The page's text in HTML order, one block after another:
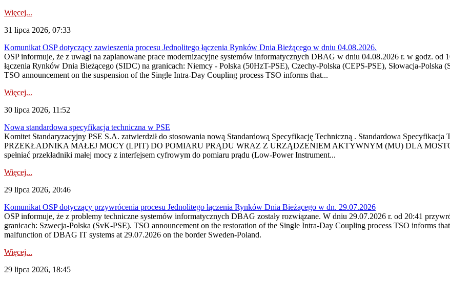
Więcej...
31 lipca 2026, 07:33
Komunikat OSP dotyczący zawieszenia procesu Jednolitego łączenia Rynków Dnia Bieżącego w dniu 04.08.2026.
OSP informuje, że z uwagi na zaplanowane prace modernizacyjne systemów informatycznych DBAG w dniu 04.08.2026 r. w godz. od
łączenia Rynków Dnia Bieżącego (SIDC) na granicach: Niemcy - Polska (50HzT-PSE), Czechy-Polska (CEPS-PSE), Słowacja-
TSO announcement on the suspension of the Single Intra-Day Coupling process TSO informs that...
Więcej...
30 lipca 2026, 11:52
Nowa standardowa specyfikacja techniczna w PSE
Komitet Standaryzacyjny PSE S.A. zatwierdził do stosowania nową Standardową Specyfikację Techniczną . Standardowa
PRZEKŁADNIKA MAŁEJ MOCY (LPIT) DO POMIARU PRĄDU WRAZ Z URZĄDZENIEM AKTYWNYM (MU) DLA
spełniać przekładniki małej mocy z interfejsem cyfrowym do pomiaru prądu (Low-Power Instrument...
Więcej...
29 lipca 2026, 20:46
Komunikat OSP dotyczący przywrócenia procesu Jednolitego łączenia Rynków Dnia Bieżącego w dn. 29.07.2026
OSP informuje, że z problemy techniczne systemów informatycznych DBAG zostały rozwiązane. W dniu 29.07.2026 r. od 20:41
granicach: Szwecja-Polska (SvK-PSE). TSO announcement on the restoration of the Single Intra-Day Coupling process TSO informs
malfunction of DBAG IT systems at 29.07.2026 on the border Sweden-Poland.
Więcej...
29 lipca 2026, 18:45